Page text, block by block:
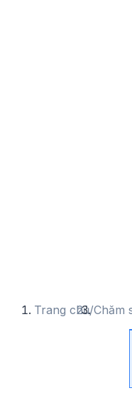
Trang chủ/Chăm